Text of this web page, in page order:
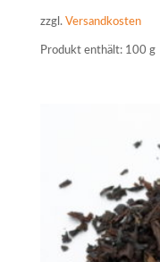
zzgl. Versandkosten
Produkt enthält: 100 g